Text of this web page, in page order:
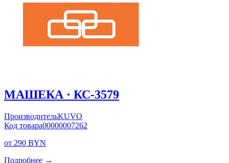
МАШЕКА · КС-3579
ПроизводительKUVO
Код товара00000007262
от 290 BYN
Подробнее →